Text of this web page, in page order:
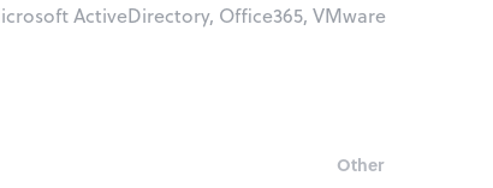
ActiveDirectory, Office365, VMware
Other